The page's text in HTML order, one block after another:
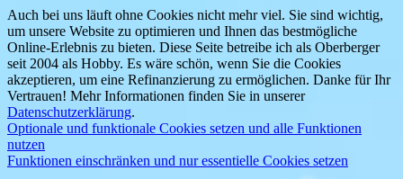
Auch bei uns läuft ohne Cookies nicht mehr viel. Sie sind wichtig,
um unsere Website zu optimieren und Ihnen das bestmögliche
Online-Erlebnis zu bieten. Diese Seite betreibe ich als Oberberger
seit 2004 als Hobby. Es wäre schön, wenn Sie die Cookies
akzeptieren, um eine Refinanzierung zu ermöglichen. Danke für Ihr
Vertrauen! Mehr Informationen finden Sie in unserer
Datenschutzerklärung.
Optionale und funktionale Cookies setzen und alle Funktionen
nutzen
Funktionen einschränken und nur essentielle Cookies setzen